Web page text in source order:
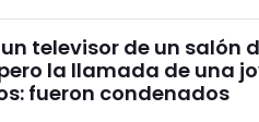
televisor de un salón
la llamada de una
fueron condenados